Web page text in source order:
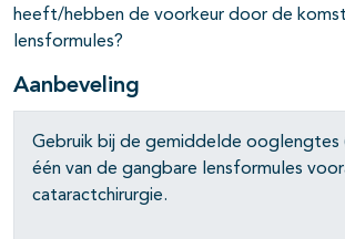
open- en dichtklappen
heeft/hebben de voorkeur door de komst
lensformules?
Aanbeveling
Gebruik bij de gemiddelde ooglengtes
één van de gangbare lensformules
cataractchirurgie.